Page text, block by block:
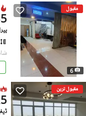
مقبول
6
مقبول ترین